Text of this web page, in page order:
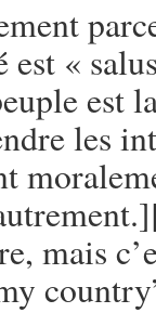
est «
est
les
mais